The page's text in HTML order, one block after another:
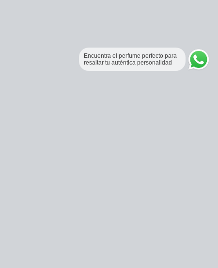
Encuentra el perfume perfecto para
resaltar tu auténtica personalidad